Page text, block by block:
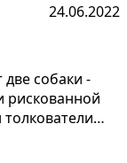
24.06.2022
две собаки -
рискованной